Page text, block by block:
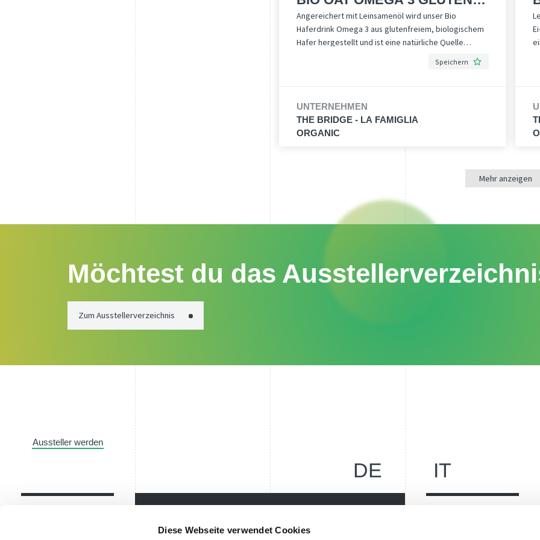
Diese Webseite verwendet Cookies
FREE
Angereichert mit Leinsamenöl wird unser Bio
Haferdrink Omega 3 aus glutenfreiem, biologischem
Hafer hergestellt und ist eine natürliche Quelle
ihre wichtige Rolle bei der kardiovaskulären
arm an gesättigten Fettsäuren ist dieses Getränk
ideal zum Frühstück oder zu jeder Tageszeit. Sein
feiner Geschmack und die natürliche Süße des Hafers
machen ihn zur perfekten Wahl für alle, die sich
ausgewogen pflanzlich ernähren möchten.
Speichern
UNTERNEHMEN
THE BRIDGE - LA FAMIGLIA
ORGANIC
Mehr anzeigen
Möchtest du das
Zum Ausstellerverzeichnis
Aussteller werden
DE IT